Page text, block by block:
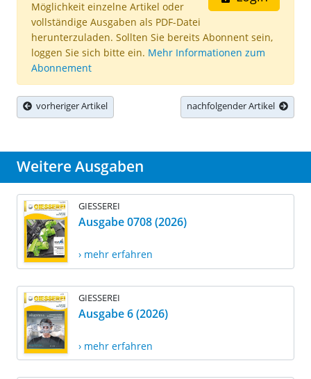
Möglichkeit einzelne Artikel oder
vollständige Ausgaben als PDF-Datei
herunterzuladen. Sollten Sie bereits Abonnent sein,
loggen Sie sich bitte ein. Mehr Informationen zum
Abonnement
vorheriger Artikel nachfolgender Artikel
Weitere Ausgaben
GIESSEREI
Ausgabe 0708 (2026)
› mehr erfahren
GIESSEREI
Ausgabe 6 (2026)
› mehr erfahren